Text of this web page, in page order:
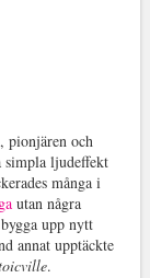
pionjären och
ljudeffekt
många i
utan några
upp nytt
annat upptäckte
.